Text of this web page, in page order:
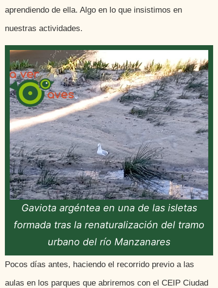
aprendiendo de ella. Algo en lo que insistimos en
nuestras actividades.
Gaviota argéntea en una de las isletas
formada tras la renaturalización del tramo
urbano del río Manzanares
Pocos días antes, haciendo el recorrido previo a las
aulas en los parques que abriremos con el CEIP Ciudad